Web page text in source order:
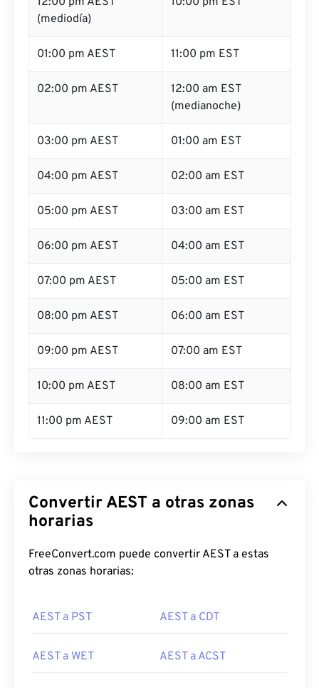
(mediodía)
01:00 pm AEST 11:00 pm EST
02:00 pm AEST
12:00 am EST
(medianoche)
03:00 pm AEST 01:00 am EST
04:00 pm AEST 02:00 am EST
05:00 pm AEST 03:00 am EST
06:00 pm AEST 04:00 am EST
07:00 pm AEST 05:00 am EST
08:00 pm AEST 06:00 am EST
09:00 pm AEST 07:00 am EST
10:00 pm AEST 08:00 am EST
11:00 pm AEST 09:00 am EST
Convertir AEST a otras zonas
horarias
FreeConvert.com puede convertir AEST a estas
otras zonas horarias:
AEST a PST AEST a CDT
AEST a WET AEST a ACST